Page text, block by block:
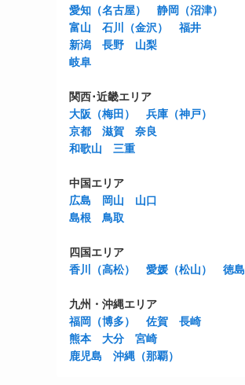
愛知（名古屋）
静岡（沼津）
富山
石川（金沢）
福井
新潟
長野
山梨
岐阜
関西･近畿エリア
大阪（梅田）
兵庫（神戸）
京都
滋賀
奈良
和歌山
三重
中国エリア
広島
岡山
山口
島根
鳥取
四国エリア
香川（高松）
愛媛（松山） 徳島
九州・沖縄エリア
福岡（博多）
佐賀
長崎
熊本
大分
宮崎
鹿児島
沖縄（那覇）